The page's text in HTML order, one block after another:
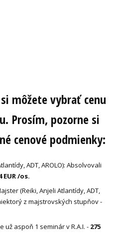
môžete vybrať cenu
Prosím, pozorne si
cenové podmienky:
ADT, AROLO): Absolvovali
EUR /os.
(Reiki, Anjeli Atlantídy, ADT,
z majstrovských stupňov -
už aspoň 1 seminár v R.A.I. - 275